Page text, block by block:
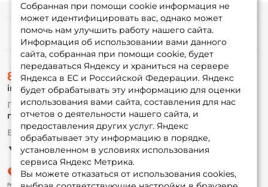
Собранная при помощи cookie информация не
может идентифицировать вас, однако может
помочь нам улучшить работу нашего сайта.
Информация об использовании вами данного
сайта, собранная при помощи cookie, будет
передаваться Яндексу и храниться на сервере
Яндекса в ЕС и Российской Федерации. Яндекс
будет обрабатывать эту информацию для оценки
использования вами сайта, составления для нас
отчетов о деятельности нашего сайта, и
предоставления других услуг. Яндекс
обрабатывает эту информацию в порядке,
установленном в условиях использования
сервиса Яндекс Метрика.
Вы можете отказаться от использования cookies,
Информация
О магазине
Доставка
Оплата
Fox-bonus
Гуру
Партнерская программа
8 (495) 532-77-88
info@foxfishing.ru
По вопросам с заказом
г. Москва, ул. Плеханова д.7
Ежедневно 10:00 до 20:00